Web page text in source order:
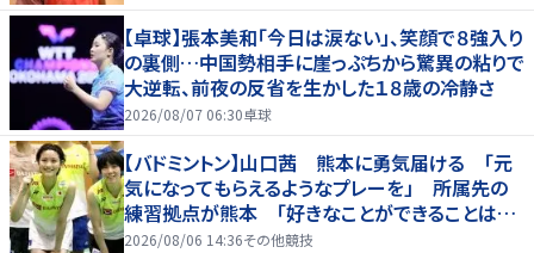
【卓球】張本美和「今日は涙ない」、笑顔で８強入り
の裏側…中国勢相手に崖っぷちから驚異の粘りで
大逆転、前夜の反省を生かした１８歳の冷静さ
2026/08/07 06:30卓球
【バドミントン】山口茜 熊本に勇気届ける 「元
気になってもらえるようなプレーを」 所属先の
練習拠点が熊本 「好きなことができることは当
たり前じゃない」
2026/08/06 14:36その他競技